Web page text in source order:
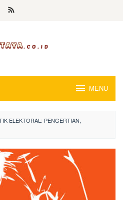
MENU
ELEKTORAL: PENGERTIAN,